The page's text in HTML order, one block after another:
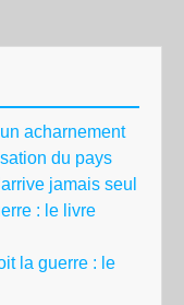
acharnement
du pays
jamais seul
: le livre
la guerre : le